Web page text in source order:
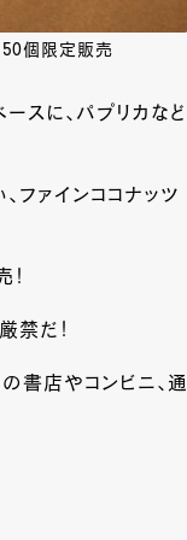
50個限定販売
スに、パプリカなど
ファインココナッツ
禁だ！
書店やコンビニ、通